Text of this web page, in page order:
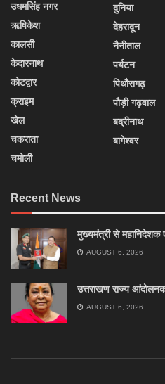
उधमसिंह नगर
ऋषिकेश
कालसी
केदारनाथ
कोटद्वार
क्राइम
खेल
चकराता
चमोली
दुनिया
देहरादून
नैनीताल
पर्यटन
पिथौरागढ़
पौड़ी गढ़वाल
बद्रीनाथ
बागेश्वर
Recent News
मुख्यमंत्री से महानिदेशक
AUGUST 6, 2026
उत्तराखण राज्य
AUGUST 6, 2026